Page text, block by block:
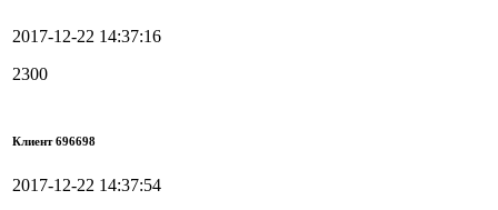
2017-12-22 14:37:16
2300
Клиент 696698
2017-12-22 14:37:54